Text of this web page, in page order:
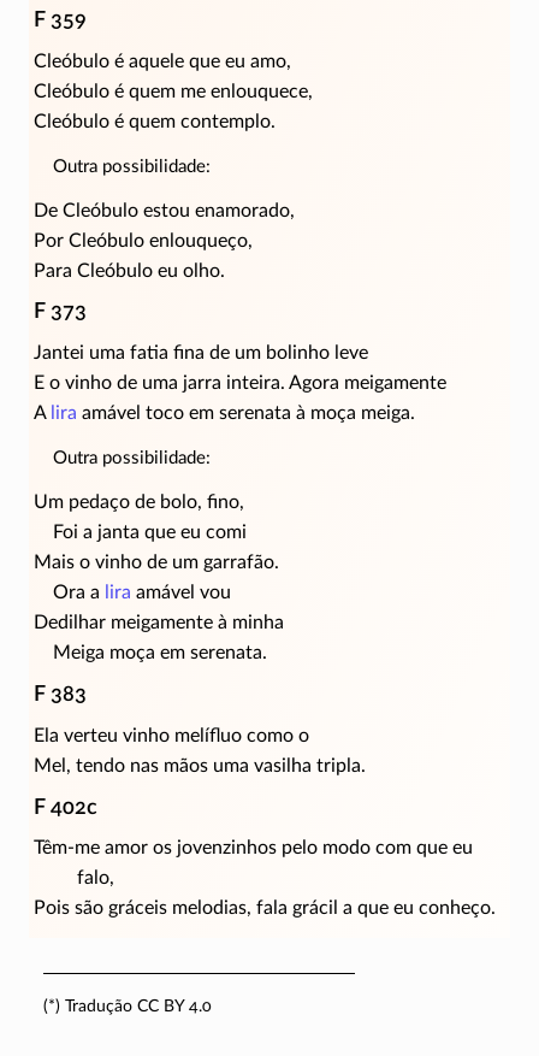
F 359
Cleóbulo é aquele que eu amo,
Cleóbulo é quem me enlouquece,
Cleóbulo é quem contemplo.
Outra possibilidade:
De Cleóbulo estou enamorado,
Por Cleóbulo enlouqueço,
Para Cleóbulo eu olho.
F 373
Jantei uma fatia fina de um bolinho leve
E o vinho de uma jarra inteira. Agora meigamente
A lira amável toco em serenata à moça meiga.
Outra possibilidade:
Um pedaço de bolo, fino,
Foi a janta que eu comi
Mais o vinho de um garrafão.
Ora a
lira amável vou
Dedilhar meigamente à minha
Meiga moça em serenata.
F 383
Ela verteu vinho melífluo como o
Mel, tendo nas mãos uma vasilha tripla.
F 402c
Têm-me amor os jovenzinhos pelo modo com que eu
falo,
Pois são gráceis melodias, fala grácil a que eu conheço.
(*) Tradução CC BY 4.0